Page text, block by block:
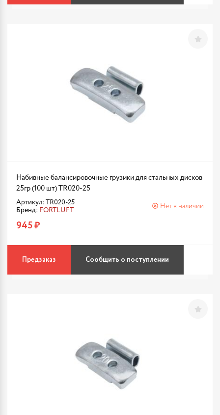
Набивные балансировочные грузики для стальных дисков
25гр (100 шт) TR020-25
Артикул: TR020-25
Бренд: FORTLUFT
Нет в наличии
945 ₽
Предзаказ Сообщить о поступлении